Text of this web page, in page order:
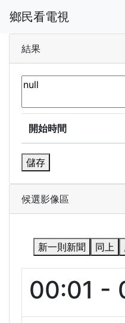
鄉民看電視
結果
開始時間
儲存
候選影像區
新一則新聞 同上
00:01 -